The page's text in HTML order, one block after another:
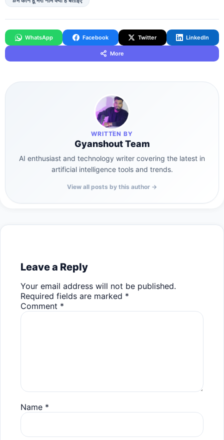
WhatsApp Facebook Twitter LinkedIn
More
WRITTEN BY
Gyanshout Team
AI enthusiast and technology writer covering the latest in
artificial intelligence tools and trends.
View all posts by this author →
Leave a Reply
Your email address will not be published.
Required fields are marked *
Comment *
Name *